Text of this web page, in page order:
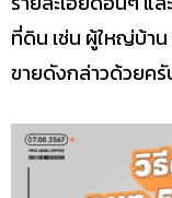
ที่ดิน เช่น ผู้ใหญ่บ้าน
ขายดังกล่าวด้วยครั